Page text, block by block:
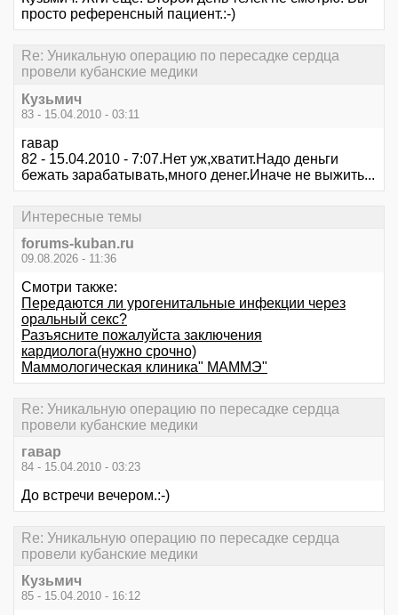
просто референсный пациент.:-)
Re: Уникальную операцию по пересадке сердца
провели кубанские медики
Кузьмич
83 - 15.04.2010 - 03:11
гавар
82 - 15.04.2010 - 7:07.Нет уж,хватит.Надо деньги
бежать зарабатывать,много денег.Иначе не выжить...
Интересные темы
forums-kuban.ru
09.08.2026 - 11:36
Смотри также:
Передаются ли урогенитальные инфекции через
оральный секс?
Разъясните пожалуйста заключения
кардиолога(нужно срочно)
Маммологическая клиника" МАММЭ"
Re: Уникальную операцию по пересадке сердца
провели кубанские медики
гавар
84 - 15.04.2010 - 03:23
До встречи вечером.:-)
Re: Уникальную операцию по пересадке сердца
провели кубанские медики
Кузьмич
85 - 15.04.2010 - 16:12